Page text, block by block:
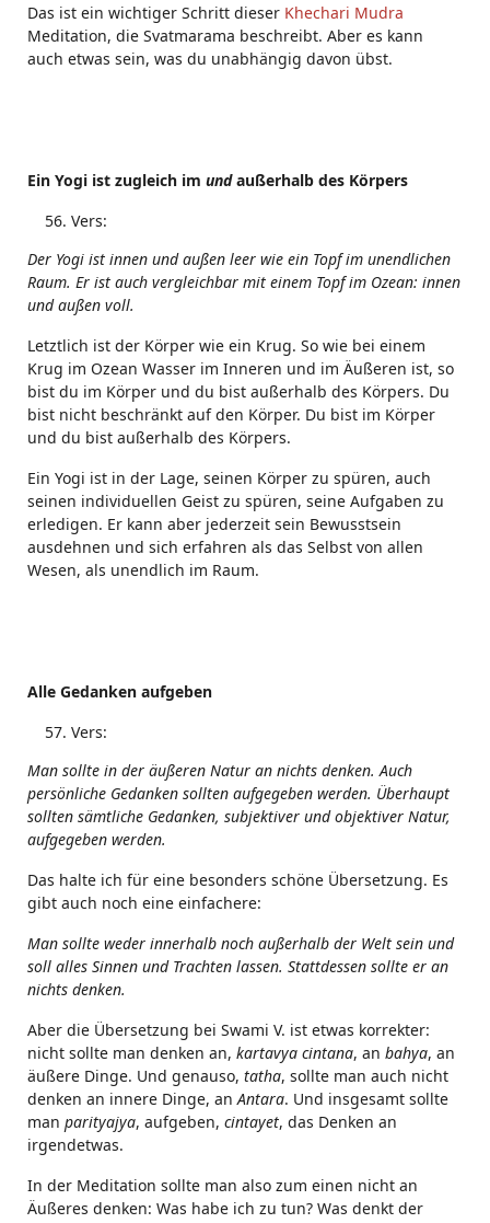
Das ist ein wichtiger Schritt dieser Khechari Mudra
Meditation, die Svatmarama beschreibt. Aber es kann
auch etwas sein, was du unabhängig davon übst.
Ein Yogi ist zugleich im undaußerhalb des Körpers
Vers:
Der Yogi ist innen und außen leer wie ein Topf im unendlichen
Raum. Er ist auch vergleichbar mit einem Topf im Ozean: innen
und außen voll.
Letztlich ist der Körper wie ein Krug. So wie bei einem
Krug im Ozean Wasser im Inneren und im Äußeren ist, so
bist du im Körper und du bist außerhalb des Körpers. Du
bist nicht beschränkt auf den Körper. Du bist im Körper
und du bist außerhalb des Körpers.
Ein Yogi ist in der Lage, seinen Körper zu spüren, auch
seinen individuellen Geist zu spüren, seine Aufgaben zu
erledigen. Er kann aber jederzeit sein Bewusstsein
ausdehnen und sich erfahren als das Selbst von allen
Wesen, als unendlich im Raum.
Alle Gedanken aufgeben
Vers:
Man sollte in der äußeren Natur an nichts denken. Auch
persönliche Gedanken sollten aufgegeben werden. Überhaupt
sollten sämtliche Gedanken, subjektiver und objektiver Natur,
aufgegeben werden.
Das halte ich für eine besonders schöne Übersetzung. Es
gibt auch noch eine einfachere:
Man sollte weder innerhalb noch außerhalb der Welt sein und
soll alles Sinnen und Trachten lassen. Stattdessen sollte er an
nichts denken.
Aber die Übersetzung bei Swami V. ist etwas korrekter:
nicht sollte man denken an, kartavya cintana, an bahya, an
äußere Dinge. Und genauso, tatha, sollte man auch nicht
denken an innere Dinge, an Antara. Und insgesamt sollte
man parityajya, aufgeben, cintayet, das Denken an
irgendetwas.
In der Meditation sollte man also zum einen nicht an
Äußeres denken: Was habe ich zu tun? Was denkt der